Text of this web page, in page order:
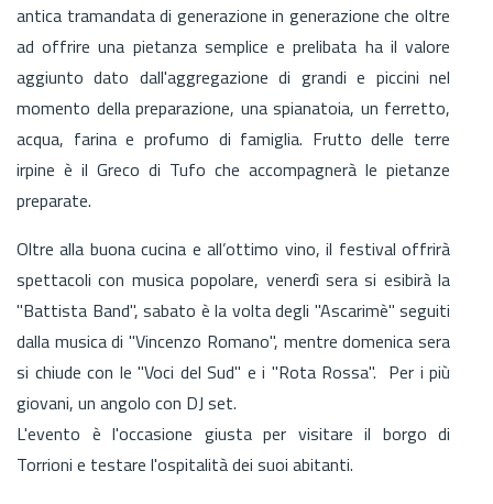
antica tramandata di generazione in generazione che oltre
ad offrire una pietanza semplice e prelibata ha il valore
aggiunto dato dall'aggregazione di grandi e piccini nel
momento della preparazione, una spianatoia, un ferretto,
acqua, farina e profumo di famiglia. Frutto delle terre
irpine è il Greco di Tufo che accompagnerà le pietanze
preparate.
Oltre alla buona cucina e all’ottimo vino, il festival offrirà
spettacoli con musica popolare, venerdì sera si esibirà la
"Battista Band", sabato è la volta degli "Ascarimè" seguiti
dalla musica di "Vincenzo Romano", mentre domenica sera
si chiude con le "Voci del Sud" e i "Rota Rossa". Per i più
giovani, un angolo con DJ set.
L'evento è l'occasione giusta per visitare il borgo di
Torrioni e testare l'ospitalità dei suoi abitanti.